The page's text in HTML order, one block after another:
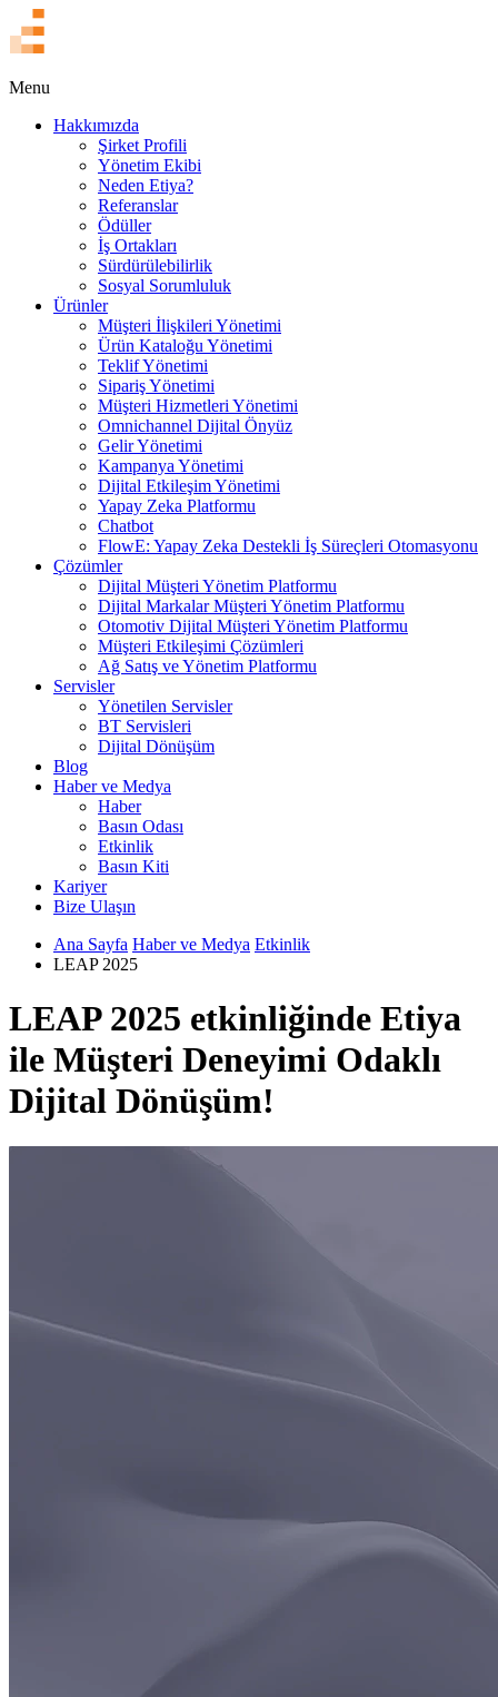
Menu
Hakkımızda
Şirket Profili
Yönetim Ekibi
Neden Etiya?
Referanslar
Ödüller
İş Ortakları
Sürdürülebilirlik
Sosyal Sorumluluk
Ürünler
Müşteri İlişkileri Yönetimi
Ürün Kataloğu Yönetimi
Teklif Yönetimi
Sipariş Yönetimi
Müşteri Hizmetleri Yönetimi
Omnichannel Dijital Önyüz
Gelir Yönetimi
Kampanya Yönetimi
Dijital Etkileşim Yönetimi
Yapay Zeka Platformu
Chatbot
FlowE: Yapay Zeka Destekli İş Süreçleri Otomasyonu
Çözümler
Dijital Müşteri Yönetim Platformu
Dijital Markalar Müşteri Yönetim Platformu
Otomotiv Dijital Müşteri Yönetim Platformu
Müşteri Etkileşimi Çözümleri
Ağ Satış ve Yönetim Platformu
Servisler
Yönetilen Servisler
BT Servisleri
Dijital Dönüşüm
Blog
Haber ve Medya
Haber
Basın Odası
Etkinlik
Basın Kiti
Kariyer
Bize Ulaşın
Ana Sayfa Haber ve Medya Etkinlik
LEAP 2025
LEAP 2025 etkinliğinde Etiya
ile Müşteri Deneyimi Odaklı
Dijital Dönüşüm!